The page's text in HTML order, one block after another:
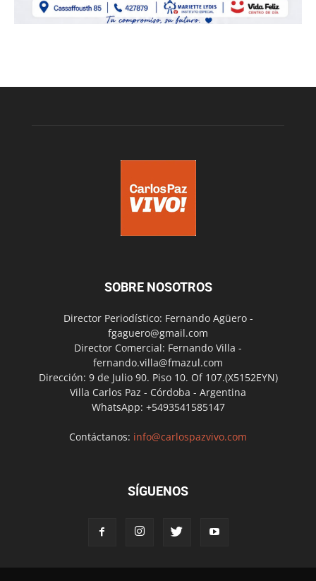
SOBRE NOSOTROS
Director Periodístico: Fernando Agüero -
fgaguero@gmail.com
Director Comercial: Fernando Villa -
fernando.villa@fmazul.com
Dirección: 9 de Julio 90. Piso 10. Of 107.(X5152EYN)
Villa Carlos Paz - Córdoba - Argentina
WhatsApp: +5493541585147
Contáctanos: info@carlospazvivo.com
SÍGUENOS